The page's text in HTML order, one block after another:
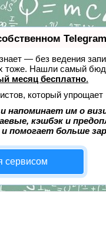
— без ведения
тоже. Нашли самый
месяц бесплатно.
который упрощает
напоминает им о
кэшбэк и
помогает больше
сервисом